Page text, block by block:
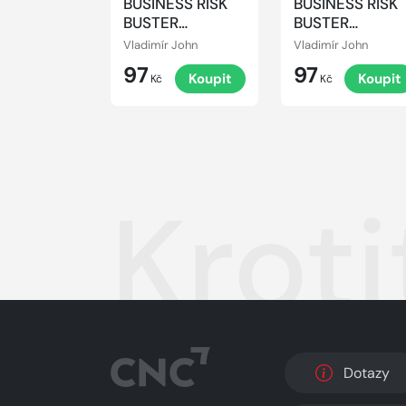
BUSTER
INTERVENES 2
Vladimír John
97 Kč Koupit
BUSTER
INTERVENES 1
Vladimír John
97 Kč Koupit
Dotazy